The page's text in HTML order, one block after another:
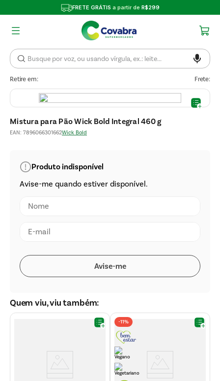
FRETE GRÁTIS a partir de R$299
Retire em: Frete:
Mistura para Pão Wick Bold Integral 460 g
EAN: 7896066301662Wick Bold
Quem viu, viu também:
-11%